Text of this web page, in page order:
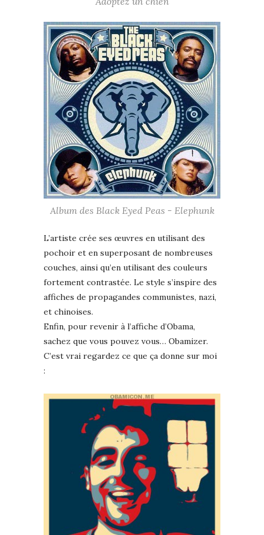
Album des Black Eyed Peas - Elephunk
L’artiste crée ses œuvres en utilisant des
pochoir et en superposant de nombreuses
couches, ainsi qu’en utilisant des couleurs
fortement contrastée. Le style s’inspire des
affiches de propagandes communistes, nazi,
et chinoises.
Enfin, pour revenir à l’affiche d’Obama,
sachez que vous pouvez vous… Obamizer.
C’est vrai regardez ce que ça donne sur moi
: